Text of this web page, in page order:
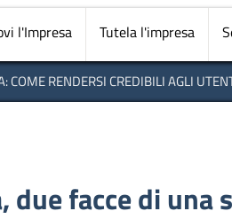
Navigazione
l'Impresa Tutela l'impresa
COME RENDERSI CREDIBILI AGLI
due facce di una